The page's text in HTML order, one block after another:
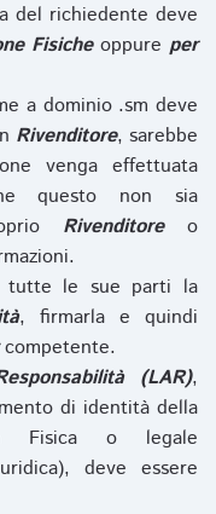
del richiedente deve
Fisicheoppure per
a dominio .sm deve
Rivenditore, sarebbe
venga effettuata
questo non sia
Rivenditoreo
le sue parti la
, firmarla e quindi
competente.
(LAR),
di identità della
Fisica o legale
deve essere